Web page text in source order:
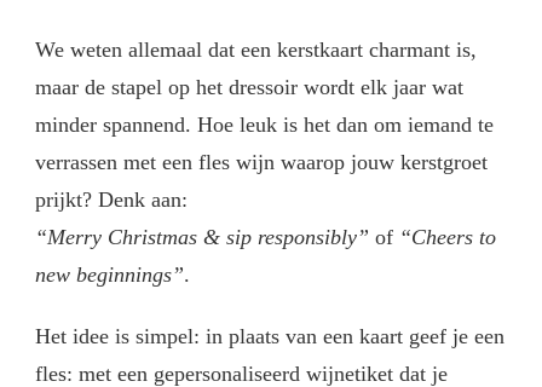
We weten allemaal dat een kerstkaart charmant is,
maar de stapel op het dressoir wordt elk jaar wat
minder spannend. Hoe leuk is het dan om iemand te
verrassen met een fles wijn waarop jouw kerstgroet
prijkt? Denk aan:
“Merry Christmas & sip responsibly” of “Cheers to
new beginnings”.
Het idee is simpel: in plaats van een kaart geef je een
fles: met een gepersonaliseerd wijnetiket dat je